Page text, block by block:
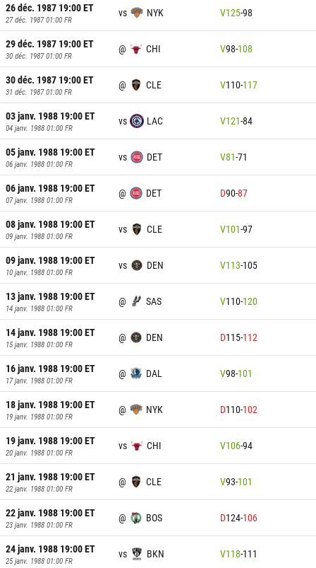
26 déc. 1987 19:00ET
27 déc. 1987 01:00 FR
vs NYK V125-98
29 déc. 1987 19:00ET
30 déc. 1987 01:00 FR
@ CHI V98-108
30 déc. 1987 19:00ET
31 déc. 1987 01:00 FR
@ CLE V110-117
03 janv. 1988 19:00ET
04 janv. 1988 01:00 FR
vs LAC V121-84
05 janv. 1988 19:00ET
06 janv. 1988 01:00 FR
vs DET V81-71
06 janv. 1988 19:00ET
07 janv. 1988 01:00 FR
@ DET D90-87
08 janv. 1988 19:00ET
09 janv. 1988 01:00 FR
vs CLE V101-97
09 janv. 1988 19:00ET
10 janv. 1988 01:00 FR
vs DEN V113-105
13 janv. 1988 19:00ET
14 janv. 1988 01:00 FR
@ SAS V110-120
14 janv. 1988 19:00ET
15 janv. 1988 01:00 FR
@ DEN D115-112
16 janv. 1988 19:00ET
17 janv. 1988 01:00 FR
@ DAL V98-101
18 janv. 1988 19:00ET
19 janv. 1988 01:00 FR
@ NYK D110-102
19 janv. 1988 19:00ET
20 janv. 1988 01:00 FR
vs CHI V106-94
21 janv. 1988 19:00ET
22 janv. 1988 01:00 FR
@ CLE V93-101
22 janv. 1988 19:00ET
23 janv. 1988 01:00 FR
@ BOS D124-106
24 janv. 1988 19:00ET
25 janv. 1988 01:00 FR
vs BKN V118-111